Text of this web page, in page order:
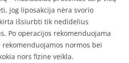
jog liposakcija nėra svorio
išsiurbti tik nedidelius
Po operacijos rekomenduojama
normos bei
nors fizine veikla.